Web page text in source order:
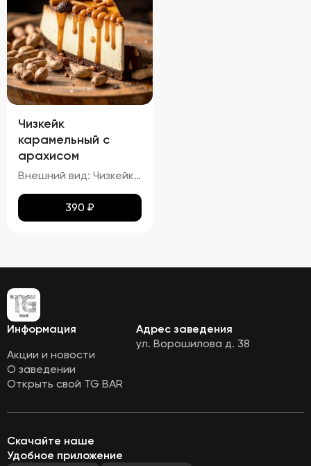
Чизкейк
карамельный с
арахисом
Внешний вид: Чизкейк должен иметь гладкую, ровную поверхность, без трещин и повреждений. Верхняя часть может быть украшена карамелью и кусочками арахиса. Цвет: Основу чизкейка должен составлять белый или кремовый цвет, а карамельная начинка – золотисто-коричневая. Структура: Консистенция чизкейка должна быть нежной, кремовой, легко ломающейся вилкой. Вкус: Вкус должен быть сливочным, с выраженными нотами карамели и орехового привкуса от арахиса. Запах: Приятный аромат карамели и ореха.
390 ₽
Информация
Акции и новости
О заведении
Открыть свой TG BAR
Адрес заведения
ул. Ворошилова д. 38
Скачайте наше
Удобное приложение